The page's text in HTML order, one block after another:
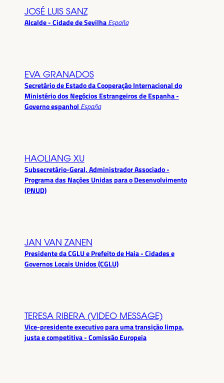
JOSÉ LUIS SANZ
Alcalde - Cidade de Sevilha España
EVA GRANADOS
Secretário de Estado da Cooperação Internacional do
Ministério dos Negócios Estrangeiros de Espanha -
Governo espanhol España
HAOLIANG XU
Subsecretário-Geral, Administrador Associado -
Programa das Nações Unidas para o Desenvolvimento
(PNUD)
JAN VAN ZANEN
Presidente da CGLU e Prefeito de Haia - Cidades e
Governos Locais Unidos (CGLU)
TERESA RIBERA (VIDEO MESSAGE)
Vice-presidente executivo para uma transição limpa,
justa e competitiva - Comissão Europeia